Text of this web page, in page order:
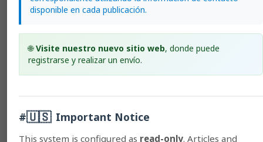
conditions:
a. Authors retain the copyright and assign to the journal the right
Creative Commons, which allows third parties to use what has
been published as long as they mention the authorship of the
disponible en cada publicación.
🌐Visite nuestro nuevo sitio web, donde puede
registrarse y realizar un envío.
#🇺🇸 Important Notice
This system is configured as read-only. Articles and